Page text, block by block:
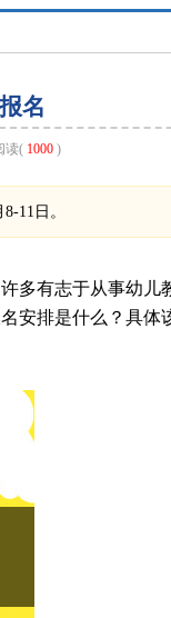
名
读( 1000 )
11日。
多有志于从事幼儿
安排是什么？具体